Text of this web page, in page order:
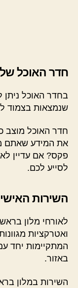
חדר האוכל של
בחדר האוכל ניתן
שנמצאות בצמוד
חדר האוכל מוצב
את המידע שאתם
פקס? אם עדיין
לסייע לכם.
השירות
לאורחי מלון
ואטרקציות
המתקיימות יחד
באזור.
השירות במלון